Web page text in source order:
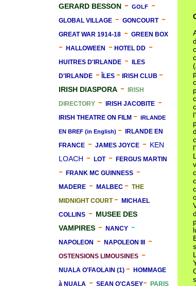
GERARD BESSON - GOLF -
GLOBAL VILLAGE - GONCOURT-
GREAT WAR 1914-18 - GREEN BOX
- HALLOWEEN - HOTEL DD -
HUITRES D'IRLANDE -
ILES
D'IRLANDE - ÎLES - IRISH CLUB -
IRISH DIASPORA -
IRISH
DIRECTORY - IRISH JACOBITE -
IRISH THEATRE ON FILM - IRLANDE
EN BREF (in English) -
IRLANDE EN
FRANCE - JAMES JOYCE - KEN
LOACH - LOT- FERGUS MARTIN
- FRANK MC GUINNESS -
MADERE - MALBEC - THE
MIDNIGHT COURT- MICHAEL
COLLINS - MUSEE DES
VAMPIRES - NANCY -
NAPOLEON - NAPOLEON III -
OSTENSIONS LIMOUSINES -
NUALA O'FAOLAIN (1) - HOMMAGE
à NUALA - SEAN O'CASEY- PARIS